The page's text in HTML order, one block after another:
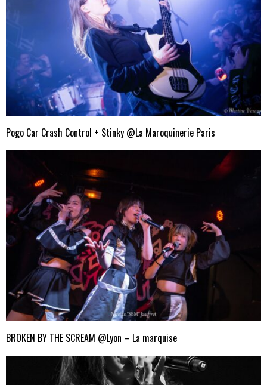
Pogo Car Crash Control + Stinky @La Maroquinerie Paris
BROKEN BY THE SCREAM @Lyon – La marquise